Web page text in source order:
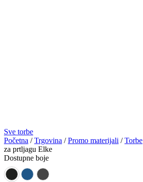
Sve torbe
Početna /Trgovina /Promo materijali /Torbe
za prtljagu Elke
Dostupne boje